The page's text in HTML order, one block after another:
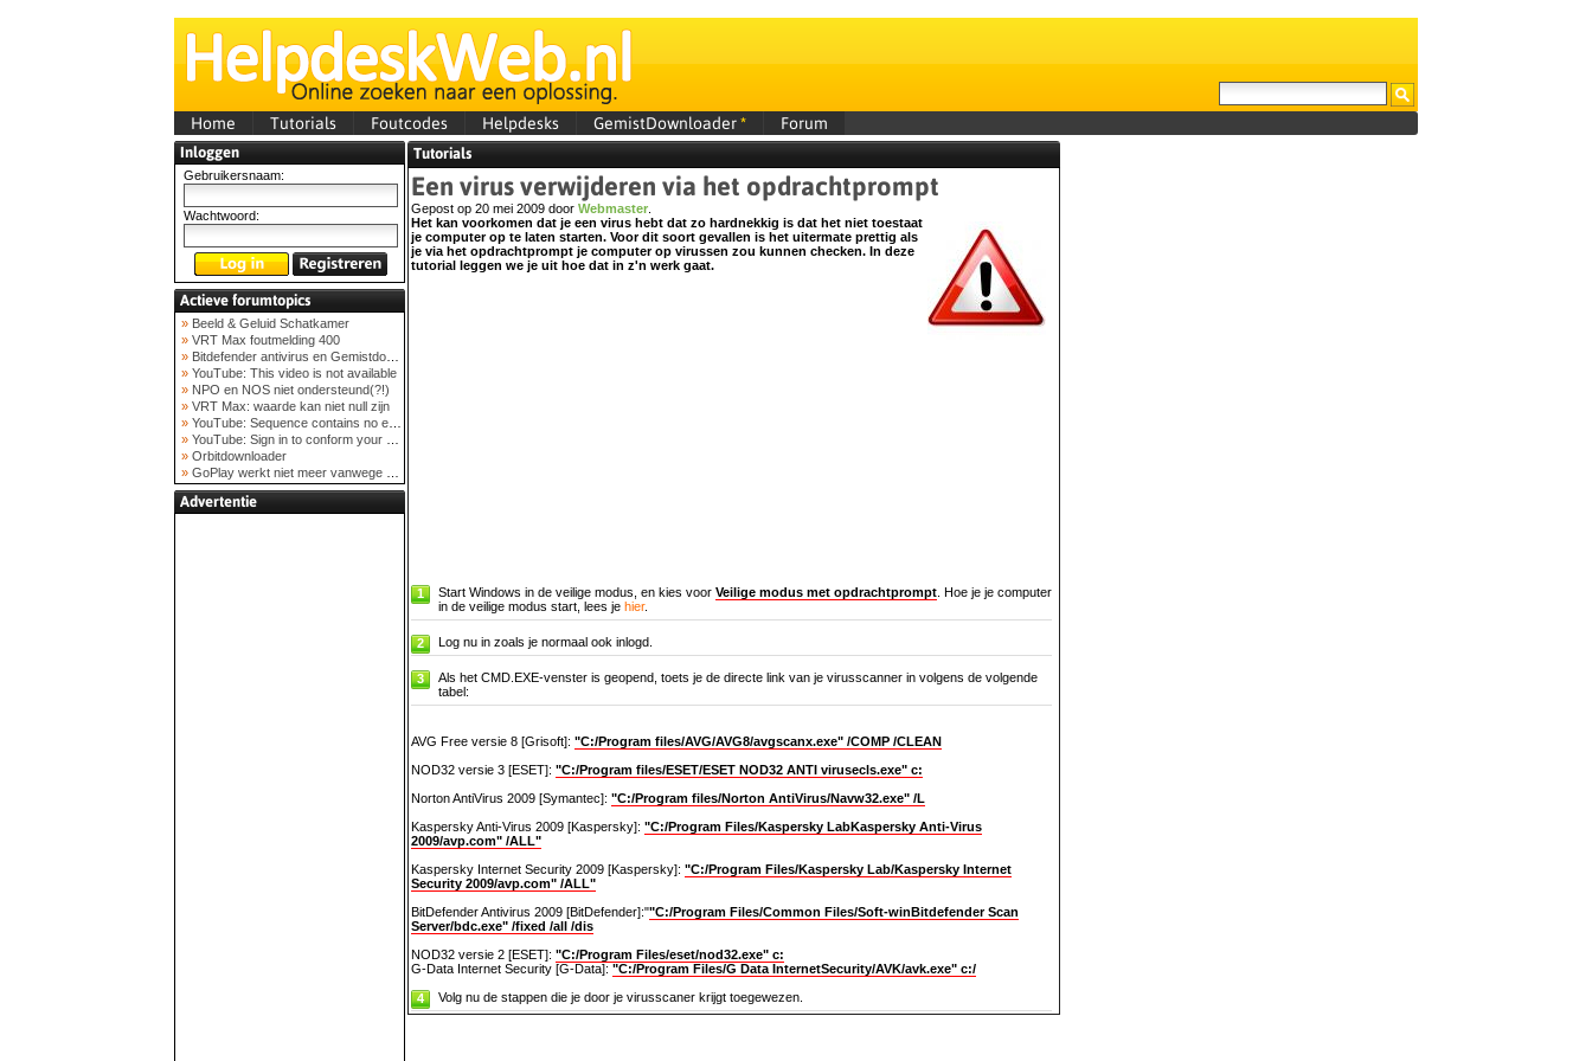
Home Tutorials Foutcodes Helpdesks GemistDownloader* Forum
Inloggen
Gebruikersnaam:
Wachtwoord:
Actieve forumtopics
» Beeld & Geluid Schatkamer
» VRT Max foutmelding 400
» Bitdefender antivirus en Gemistdowloader
» YouTube: This video is not available
» NPO en NOS niet ondersteund(?!)
» VRT Max: waarde kan niet null zijn
» YouTube: Sequence contains no elements
» YouTube: Sign in to conform your not a bot
» Orbitdownloader
» GoPlay werkt niet meer vanwege nieuwe webadres
Advertentie
Tutorials
Een virus verwijderen via het opdrachtprompt
Gepost op 20 mei 2009 door Webmaster
Het kan voorkomen dat je een virus hebt dat zo hardnekkig is dat het niet toestaat
je computer op te laten starten. Voor dit soort gevallen is het uitermate prettig als
je via het opdrachtprompt je computer op virussen zou kunnen checken. In deze
tutorial leggen we je uit hoe dat in z'n werk gaat.
1 Start Windows in de veilige modus, en kies voor Veilige modus met opdrachtprompt . Hoe je je computer
in de veilige modus start, lees je hier.
2 Log nu in zoals je normaal ook inlogd.
3
Als het CMD.EXE-venster is geopend, toets je de directe link van je virusscanner in volgens de volgende
tabel:
AVG Free versie 8 [Grisoft]: "C:/Program files/AVG/AVG8/avgscanx.exe" /COMP /CLEAN
NOD32 versie 3 [ESET]: "C:/Program files/ESET/ESET NOD32 ANTI virusecls.exe" c:
Norton AntiVirus 2009 [Symantec]: "C:/Program files/Norton AntiVirus/Navw32.exe" /L
Kaspersky Anti-Virus 2009 [Kaspersky]: "C:/Program Files/Kaspersky LabKaspersky Anti-Virus
2009/avp.com" /ALL"
Kaspersky Internet Security 2009 [Kaspersky]: "C:/Program Files/Kaspersky Lab/Kaspersky Internet
Security 2009/avp.com" /ALL"
BitDefender Antivirus 2009 [BitDefender]:""C:/Program Files/Common Files/Soft-winBitdefender Scan
Server/bdc.exe" /fixed /all /dis
NOD32 versie 2 [ESET]: "C:/Program Files/eset/nod32.exe" c:
G-Data Internet Security [G-Data]: "C:/Program Files/G Data InternetSecurity/AVK/avk.exe" c:/
4 Volg nu de stappen die je door je virusscaner krijgt toegewezen.